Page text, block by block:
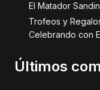
El Matador
Trofeos y
Celebrando con
Últimos